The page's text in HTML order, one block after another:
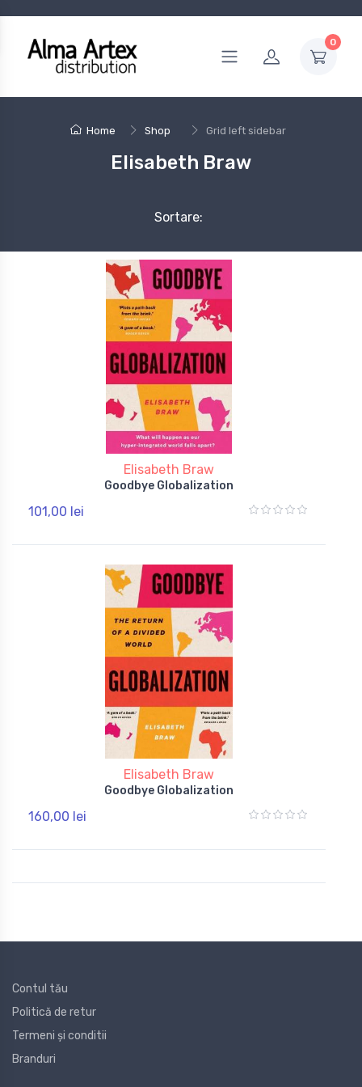
0
Home Shop Grid left sidebar
Elisabeth Braw
Sortare:
Elisabeth Braw
Goodbye Globalization
101,00 lei
Elisabeth Braw
Goodbye Globalization
160,00 lei
Contul tău
Politică de retur
Termeni și conditii
Branduri